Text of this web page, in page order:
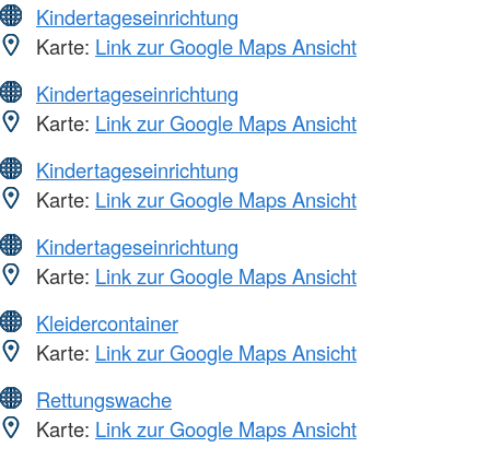
Kindertageseinrichtung
Karte: Link zur Google Maps Ansicht
Kindertageseinrichtung
Karte: Link zur Google Maps Ansicht
Kindertageseinrichtung
Karte: Link zur Google Maps Ansicht
Kindertageseinrichtung
Karte: Link zur Google Maps Ansicht
Kleidercontainer
Karte: Link zur Google Maps Ansicht
Rettungswache
Karte: Link zur Google Maps Ansicht